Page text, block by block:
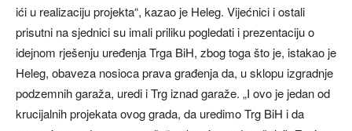
ići u realizaciju projekta“, kazao je Heleg. Vijećnici i ostali
prisutni na sjednici su imali priliku pogledati i prezentaciju o
idejnom rješenju uređenja Trga BiH, zbog toga što je, istakao je
Heleg, obaveza nosioca prava građenja da, u sklopu izgradnje
podzemnih garaža, uredi i Trg iznad garaže. „I ovo je jedan od
krucijalnih projekata ovog grada, da uredimo Trg BiH i da